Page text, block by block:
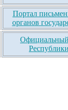
Портал
органов
Официальный